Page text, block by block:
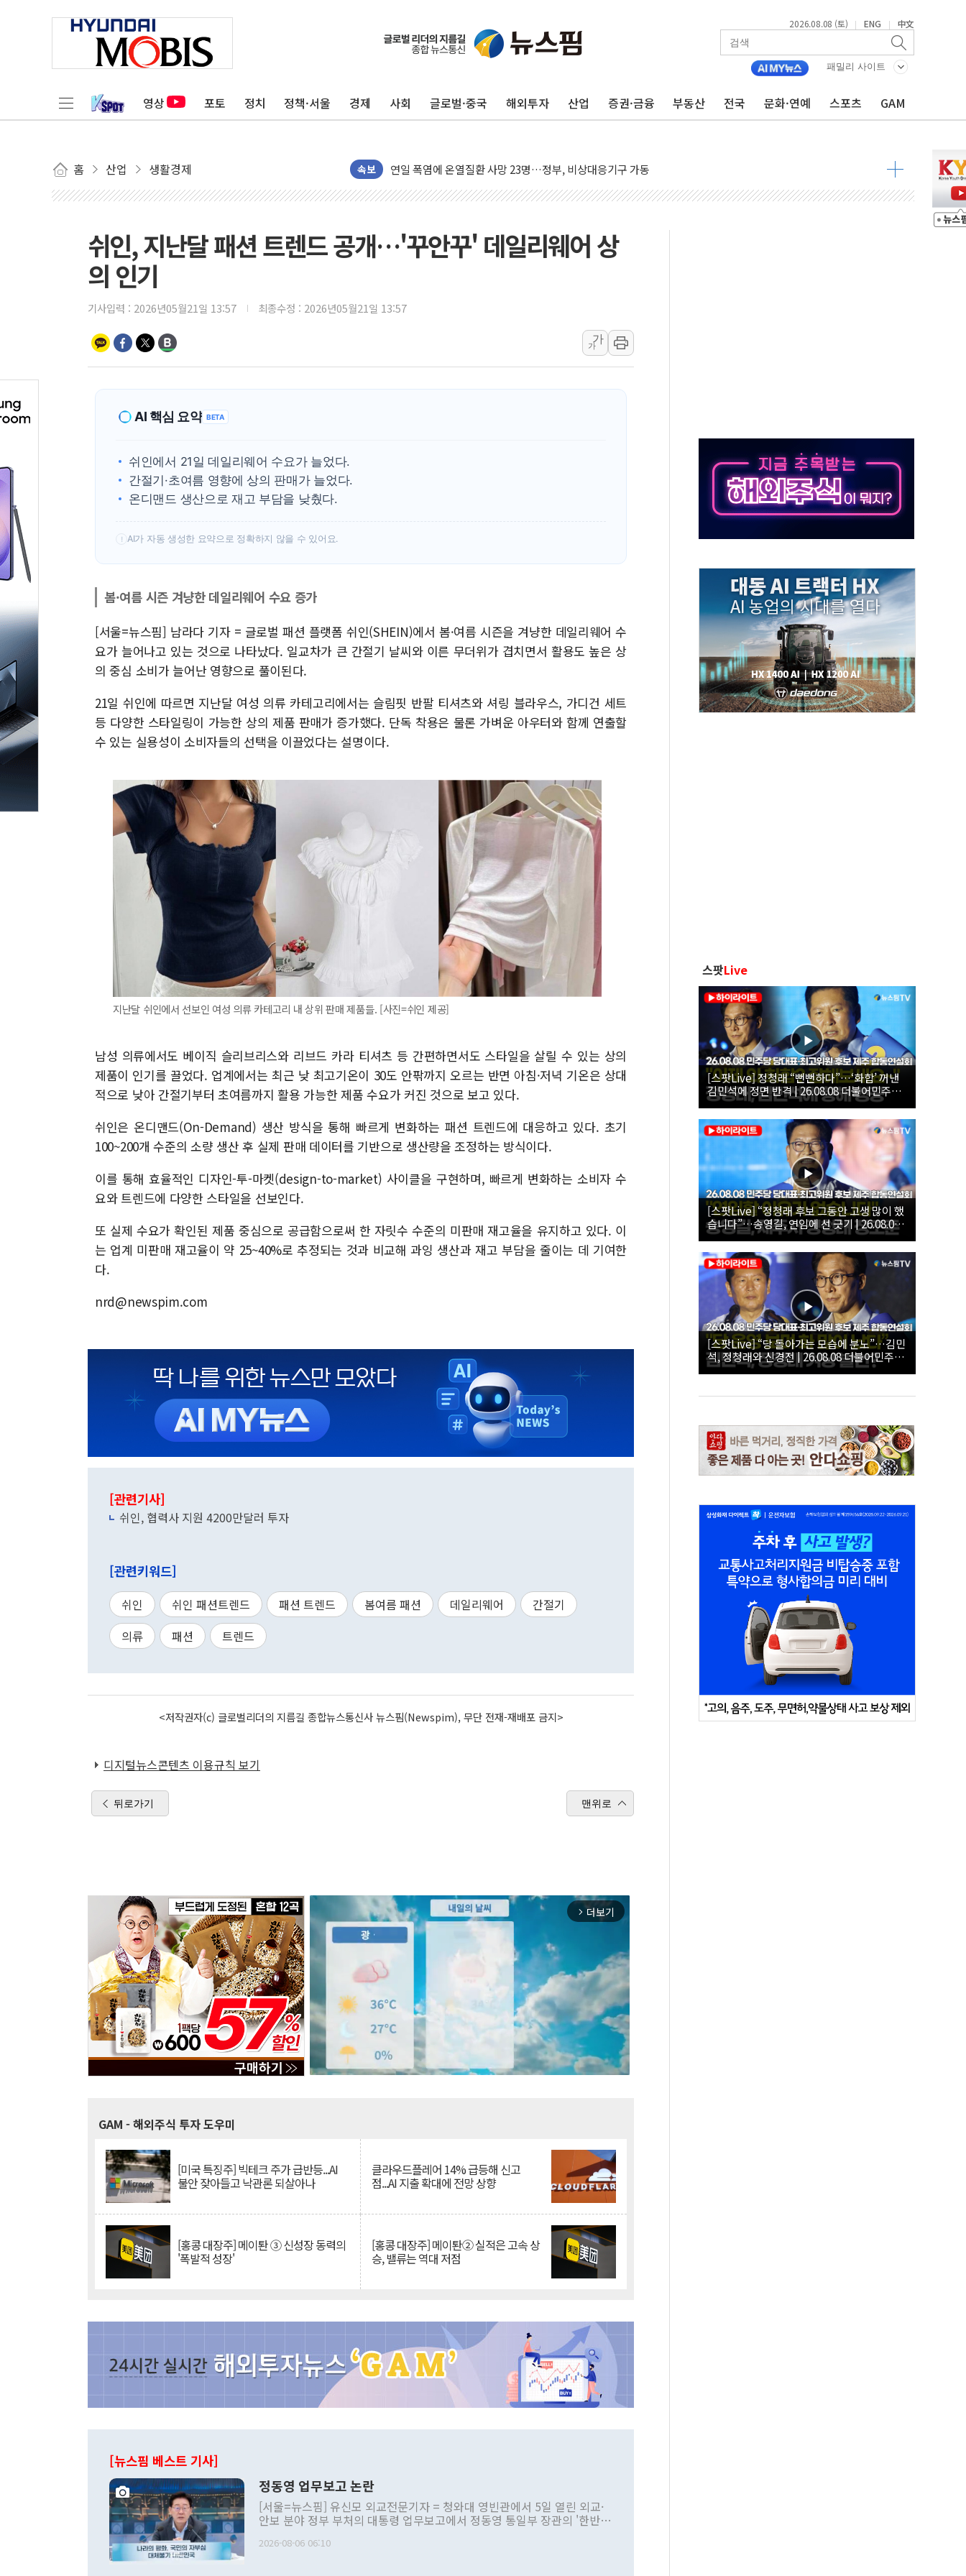
2026.08.08 (토) | ENG | 中文
패밀리 사이트
영상 포토 정치 정책·서울 경제 사회 글로벌·중국 해외투자 산업 증권·금융 부동산 전국 문화·연예 스포츠 GAM
홈 산업 생활경제 속보
李대통령, ISA 개편 재검토 지시…與 "적극 환영"·野 "졸속 국정"
동해중부 전 해상 풍랑주의보…10일까지 최대 3.5m 높은 물결
中 전방위 아파트 부양, 수도 베이징도 부동산 규제 철폐
인제 용대리 계곡서 수위 상승으로 피서객 7명 고립…전원 구조
강원 중·남부 동해안 시간당 50mm 이상 폭우…호우경보 발효
청양 밭에서 일하던 90대 숨져…온열질환 여부 조사
오세훈 "용산공원 주택 검토, 민주당 스스로 원칙 뒤집는 것"
유럽증시, 美 고용 예상 밖 부진에 연준 금리 인상 가능성 낮아지며 상승… STOXX 600 지수는 나흘 연속 최고치
쉬인, 지난달 패션 트렌드 공개…'꾸안꾸' 데일리웨어 상
의 인기
기사입력 : 2026년05월21일 13:57 최종수정 : 2026년05월21일 13:57
가
가
AI 핵심 요약 BETA
쉬인에서 21일 데일리웨어 수요가 늘었다.
간절기·초여름 영향에 상의 판매가 늘었다.
온디맨드 생산으로 재고 부담을 낮췄다.
! AI가 자동 생성한 요약으로 정확하지 않을 수 있어요.
봄·여름 시즌 겨냥한 데일리웨어 수요 증가
[서울=뉴스핌] 남라다 기자 = 글로벌 패션 플랫폼 쉬인(SHEIN)에서 봄·여름 시즌을 겨냥한 데일리웨어 수
요가 늘어나고 있는 것으로 나타났다. 일교차가 큰 간절기 날씨와 이른 무더위가 겹치면서 활용도 높은 상
의 중심 소비가 늘어난 영향으로 풀이된다.
21일 쉬인에 따르면 지난달 여성 의류 카테고리에서는 슬림핏 반팔 티셔츠와 셔링 블라우스, 가디건 세트
등 다양한 스타일링이 가능한 상의 제품 판매가 증가했다. 단독 착용은 물론 가벼운 아우터와 함께 연출할
수 있는 실용성이 소비자들의 선택을 이끌었다는 설명이다.
지난달 쉬인에서 선보인 여성 의류 카테고리 내 상위 판매 제품들. [사진=쉬인 제공]
남성 의류에서도 베이직 슬리브리스와 리브드 카라 티셔츠 등 간편하면서도 스타일을 살릴 수 있는 상의
제품이 인기를 끌었다. 업계에서는 최근 낮 최고기온이 30도 안팎까지 오르는 반면 아침·저녁 기온은 상대
적으로 낮아 간절기부터 초여름까지 활용 가능한 제품 수요가 커진 것으로 보고 있다.
쉬인은 온디맨드(On-Demand) 생산 방식을 통해 빠르게 변화하는 패션 트렌드에 대응하고 있다. 초기
100~200개 수준의 소량 생산 후 실제 판매 데이터를 기반으로 생산량을 조정하는 방식이다.
이를 통해 효율적인 디자인-투-마켓(design-to-market) 사이클을 구현하며, 빠르게 변화하는 소비자 수
요와 트렌드에 다양한 스타일을 선보인다.
또 실제 수요가 확인된 제품 중심으로 공급함으로써 한 자릿수 수준의 미판매 재고율을 유지하고 있다. 이
는 업계 미판매 재고율이 약 25~40%로 추정되는 것과 비교해 과잉 생산과 재고 부담을 줄이는 데 기여한
다.
nrd@newspim.com
[관련기사]
쉬인, 협력사 지원 4200만달러 투자
[관련키워드]
쉬인 쉬인 패션트렌드 패션 트렌드 봄여름 패션 데일리웨어
간절기
의류
패션 트렌드
<저작권자(c) 글로벌리더의 지름길 종합뉴스통신사 뉴스핌(Newspim), 무단 전재-재배포 금지>
디지털뉴스콘텐츠 이용규칙 보기
뒤로가기 맨위로
arrow_forward_ios 더보기
GAM - 해외주식 투자 도우미
[미국 특징주] 빅테크 주가 급반등...AI
불안 잦아들고 낙관론 되살아나
클라우드플레어 14% 급등해 신고
점...AI 지출 확대에 전망 상향
[홍콩 대장주] 메이퇀 ③ 신성장 동력의
'폭발적 성장'
[홍콩 대장주] 메이퇀② 실적은 고속 상
승, 밸류는 역대 저점
[뉴스핌 베스트 기사]
정동영 업무보고 논란
[서울=뉴스핌] 유신모 외교전문기자 = 청와대 영빈관에서 5일 열린 외교·
안보 분야 정부 부처의 대통령 업무보고에서 정동영 통일부 장관의 '한반도
발언 중에는 정부 내 조율을 거치지 않은 사안을 정책으로 추진하겠다고 공
2026-08-06 06:10
스팟Live
[스팟Live] 정청래 “뻔뻔하다”…‘화합’ 꺼낸
김민석에 정면 반격 | 26.08.08 더불어민주당
당대표·최고위원 후보 제주 합동연설회
[스팟Live] “정청래 후보 그동안 고생 많이 했
습니다”…송영길, 연임에 선 긋기 | 26.08.08
더불어민주당 당대표·최고위원 후보 제주 합
동연설회
[스팟Live] “당 돌아가는 모습에 분노”…김민
석, 정청래와 신경전 | 26.08.08 더불어민주당
당대표·최고위원 후보 제주 합동연설회